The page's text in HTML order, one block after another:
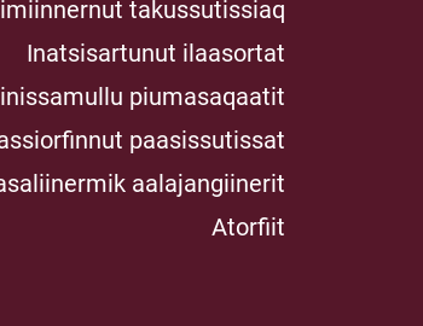
takussutissiaq
Inatsisartunut ilaasortat
piumasaqaatit
paasissutissat
aalajangiinerit
Atorfiit